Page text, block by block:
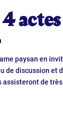
actes
paysan en
de discussion et
de